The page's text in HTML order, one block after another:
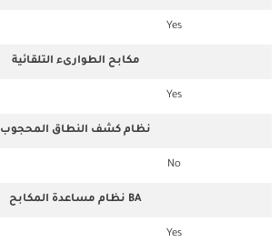
Yes
مكابح الطوارىء التلقائية
Yes
نظام كشف النطاق المحجوب
No
نظام مساعدة المكابح BA
Yes